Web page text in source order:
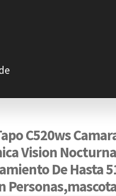
C520ws
Vision
De Hasta